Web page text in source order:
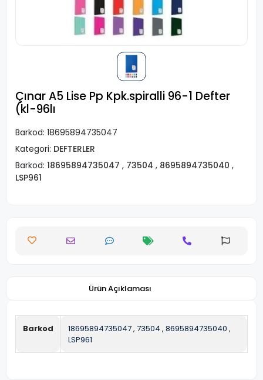
Çınar A5 Lise Pp Kpk.spiralli 96-1 Defter
(kl-96lı
Barkod: 18695894735047
Kategori: DEFTERLER
Barkod: 18695894735047 , 73504 , 8695894735040 ,
LSP961
Ürün Açıklaması
Barkod 18695894735047, 73504 , 8695894735040 ,
LSP961